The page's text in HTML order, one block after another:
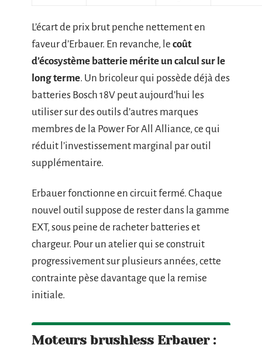
L’écart de prix brut penche nettement en
faveur d’Erbauer. En revanche, le coût
d’écosystème batterie mérite un calcul sur le
long terme. Un bricoleur qui possède déjà des
batteries Bosch 18V peut aujourd’hui les
utiliser sur des outils d’autres marques
membres de la Power For All Alliance, ce qui
réduit l’investissement marginal par outil
supplémentaire.
Erbauer fonctionne en circuit fermé. Chaque
nouvel outil suppose de rester dans la gamme
EXT, sous peine de racheter batteries et
chargeur. Pour un atelier qui se construit
progressivement sur plusieurs années, cette
contrainte pèse davantage que la remise
initiale.
Moteurs brushless Erbauer :